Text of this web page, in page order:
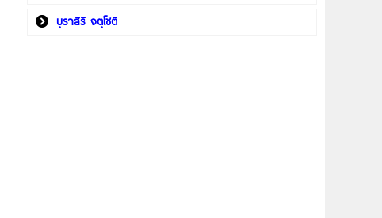
บุราสิริ จตุโชติ